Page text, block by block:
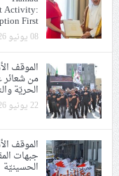
Activity:
First
08 يونيو 2026
الموقف
من شعائر
الحريّة
22 يونيو 2026
الموقف
جبهات
الحسينيّة